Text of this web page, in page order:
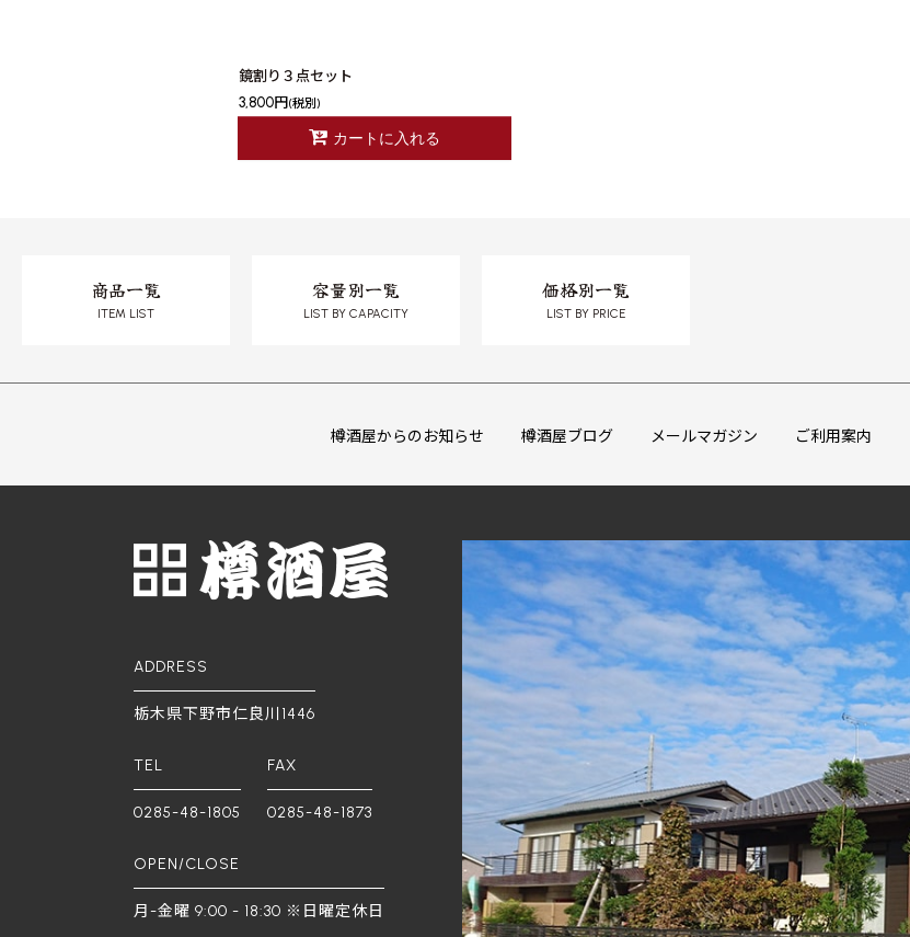
鏡割り３点セット
3,800円 (税別)
カートに入れる
商品一覧
ITEM LIST
容量別一覧
LIST BY CAPACITY
価格別一覧
LIST BY PRICE
樽酒屋からのお知らせ 樽酒屋ブログ メールマガジン ご利用案内
ADDRESS
栃木県下野市仁良川1446
TEL
0285-48-1805
FAX
0285-48-1873
OPEN/CLOSE
月-金曜 9:00 - 18:30 ※日曜定休日